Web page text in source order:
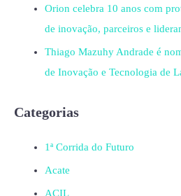
Orion celebra 10 anos com
de inovação, parceiros e
Thiago Mazuhy Andrade é
de Inovação e Tecnologia de
Categorias
1ª Corrida do Futuro
Acate
ACIL